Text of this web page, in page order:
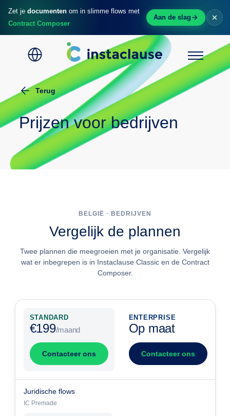
Home
Voor wie
Tool
Contract Composer
Prijzen
Blog
Prijzen voor bedrijven
Terug
BELGIË · BEDRIJVEN
Vergelijk de plannen
Twee plannen die meegroeien met je organisatie. Vergelijk
wat er inbegrepen is in Instaclause Classic en de Contract
Composer.
STANDARD
€199/maand
Contacteer ons
ENTERPRISE
Op maat
Contacteer ons
Juridische flows
IC Premade
Zet je documenten om in slimme flows met
Contract Composer
Aan de slag